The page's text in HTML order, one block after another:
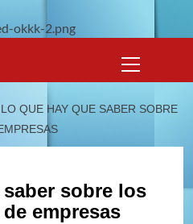
primario
LO QUE HAY QUE SABER SOBRE
sobre los
empresas